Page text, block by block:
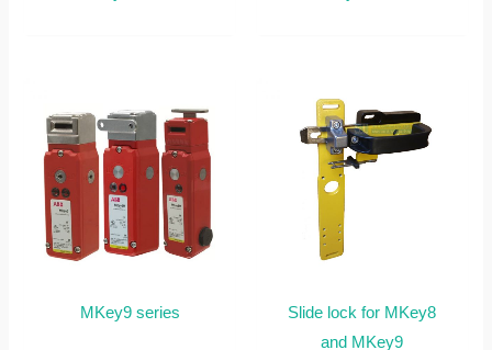
MKey9 series
Slide lock for MKey8
and MKey9